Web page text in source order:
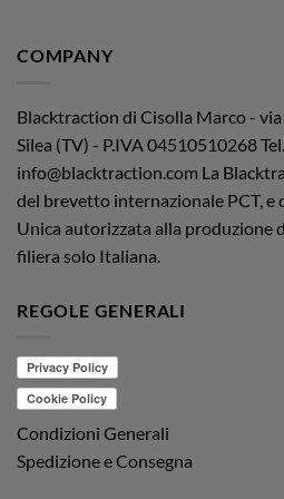
COMPANY
Blacktraction di Cisolla Marco -
Silea (TV) - P.IVA 04510510268
info@blacktraction.com La
del brevetto internazionale PCT, e
Unica autorizzata alla produzione
filiera solo Italiana.
REGOLE GENERALI
Condizioni Generali
Spedizione e Consegna